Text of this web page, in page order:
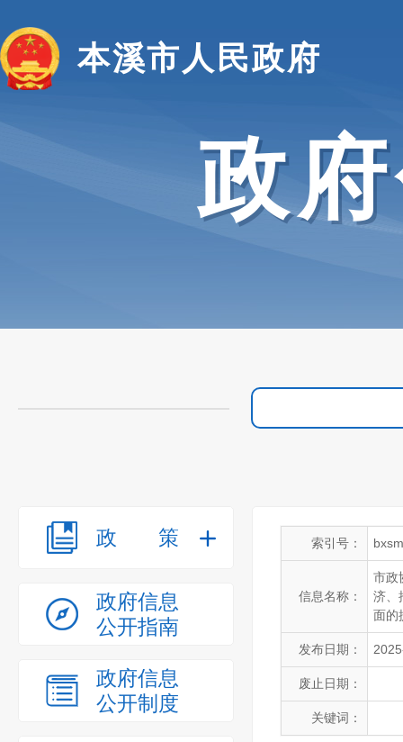
本溪市人民政府
政
政策
政府信息
公开指南
政府信息
公开制度
索引号：
信息名称：
市政
济、
面的
发布日期：
废止日期：
关键词：